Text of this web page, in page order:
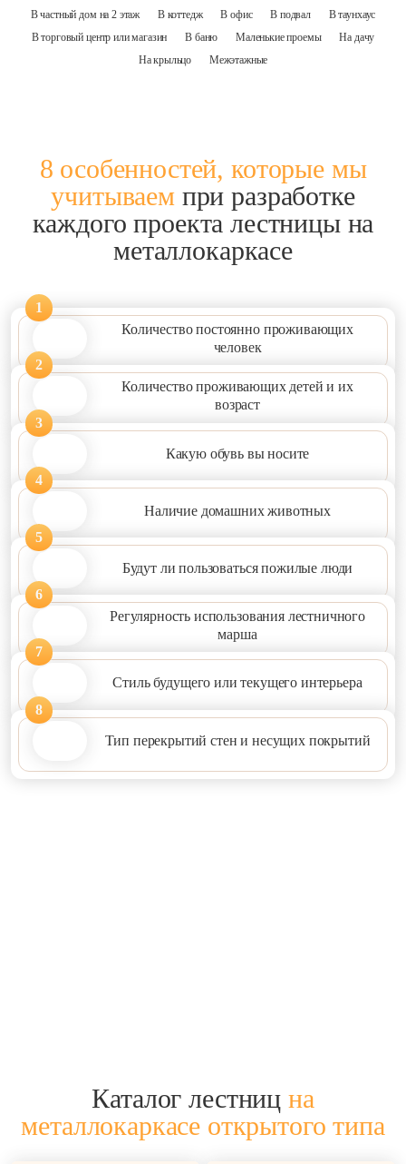
В частный дом на 2 этаж
В коттедж В офис В подвал
В таунхаус
В торговый центр или магазин
В баню Маленькие проемы
На дачу
На крыльцо
Межэтажные
8 особенностей, которые мы
учитываем при разработке
каждого проекта лестницы на
металлокаркасе
1
Количество постоянно проживающих
человек
2
Количество проживающих детей и их
возраст
3
Какую обувь вы носите
4
Наличие домашних животных
5
Будут ли пользоваться пожилые люди
6
Регулярность использования лестничного
марша
7
Стиль будущего или текущего интерьера
8
Тип перекрытий стен и несущих покрытий
Каталог лестниц на
металлокаркасе открытого типа